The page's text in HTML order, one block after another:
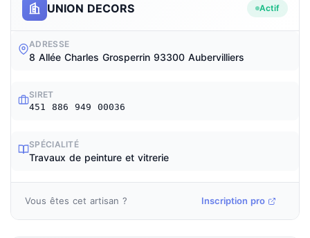
UNION DECORS Actif
ADRESSE
8 Allée Charles Grosperrin 93300 Aubervilliers
SIRET
451 886 949 00036
SPÉCIALITÉ
Travaux de peinture et vitrerie
Vous êtes cet artisan ? Inscription pro